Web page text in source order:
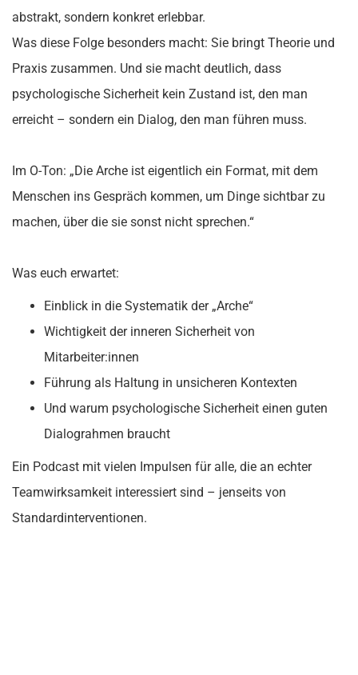
abstrakt, sondern konkret erlebbar.
Was diese Folge besonders macht: Sie bringt Theorie und
Praxis zusammen. Und sie macht deutlich, dass
psychologische Sicherheit kein Zustand ist, den man
erreicht – sondern ein Dialog, den man führen muss.
Im O-Ton: „Die Arche ist eigentlich ein Format, mit dem
Menschen ins Gespräch kommen, um Dinge sichtbar zu
machen, über die sie sonst nicht sprechen.“
Was euch erwartet:
Einblick in die Systematik der „Arche“
Wichtigkeit der inneren Sicherheit von
Mitarbeiter:innen
Führung als Haltung in unsicheren Kontexten
Und warum psychologische Sicherheit einen guten
Dialograhmen braucht
Ein Podcast mit vielen Impulsen für alle, die an echter
Teamwirksamkeit interessiert sind – jenseits von
Standardinterventionen.